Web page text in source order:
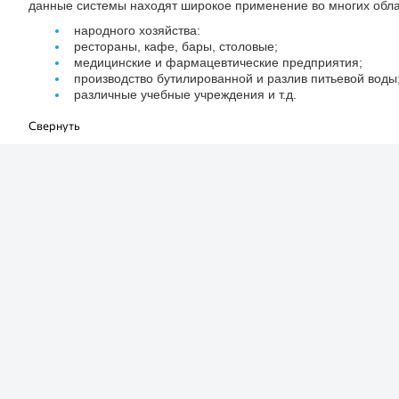
данные системы находят широкое применение во многих
народного хозяйства:
рестораны, кафе, бары, столовые;
медицинские и фармацевтические предприятия;
производство бутилированной и разлив питьевой воды;
различные учебные учреждения и т.д.